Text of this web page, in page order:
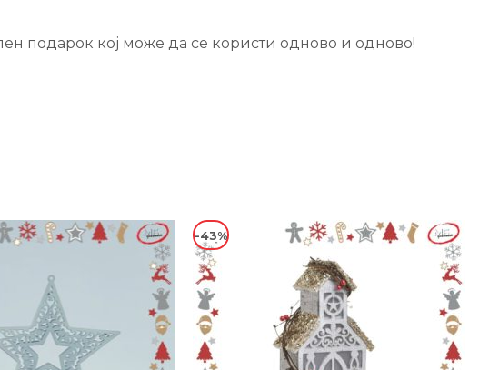
подарок кој може да се користи одново и одново!
-43%